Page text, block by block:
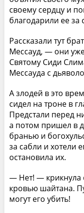
своему сердцу и
благодарили ее за
Рассказали тут
Мессауд, — они
Святому Сиди
Мессауда с
А злодей в это
сидел на троне в
Предстали перед
а потом пришел в
бранью и
за сабли и хотели
остановила их.
— Нет! — крикнула
кровью шайтана.
могут его убить!